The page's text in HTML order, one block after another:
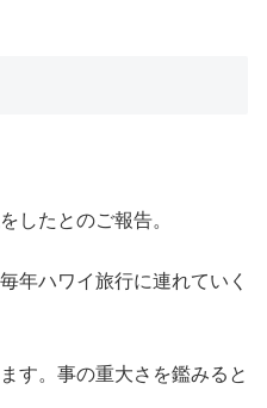
したとのご報告。
年ハワイ旅行に連れていく
す。事の重大さを鑑みると